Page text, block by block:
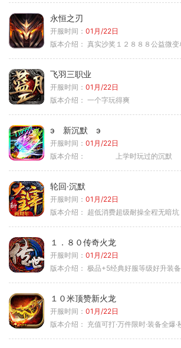
永恒之刃
开服时间： 01月/22日
版本介绍： 真实沙奖１２８８８公益微变
飞羽三职业
开服时间： 01月/22日
版本介绍： 一个字玩得爽
э 新沉默 э
开服时间： 01月/22日
版本介绍：
上学时玩过的沉
轮回·沉默
开服时间： 01月/22日
版本介绍： 超低消费超级耐操全程无暗坑
１．８０传奇火龙
开服时间： 01月/22日
版本介绍： 极品+5经典好服等级好升装
１０米顶赞新火龙
开服时间： 01月/22日
版本介绍： 充值可打·万件限时·装备全爆·